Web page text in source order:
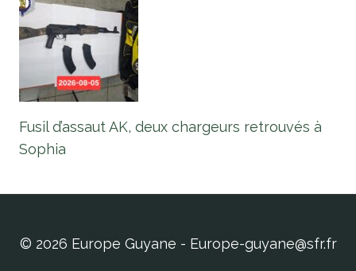
Fusil d’assaut AK, deux chargeurs retrouvés à
Sophia
© 2026 Europe Guyane - Europe-guyane@sfr.fr